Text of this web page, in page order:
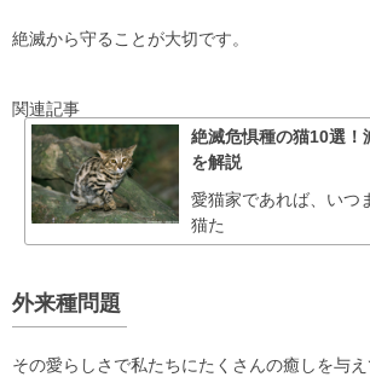
絶滅から守ることが大切です。
関連記事
絶滅危惧種の猫10選！
を解説
愛猫家であれば、いつ
猫た
外来種問題
その愛らしさで私たちにたくさんの癒しを与え